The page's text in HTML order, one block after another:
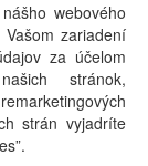
webového
zariadení
za účelom
stránok,
strán vyjadríte